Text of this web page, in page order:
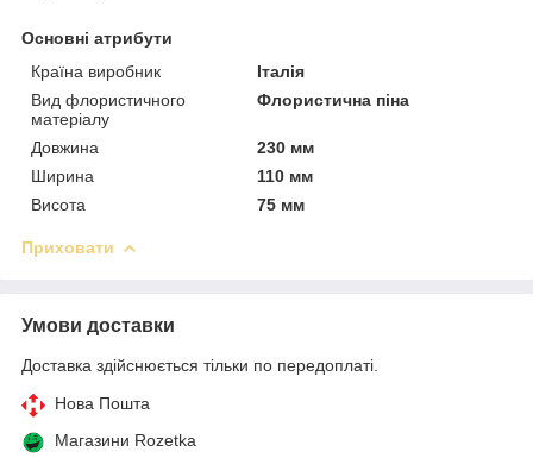
Основні атрибути
Країна виробник
Італія
Вид флористичного
матеріалу
Флористична піна
Довжина
230 мм
Ширина
110 мм
Висота
75 мм
Приховати
Умови доставки
Доставка здійснюється тільки по передоплаті.
Нова Пошта
Магазини Rozetka